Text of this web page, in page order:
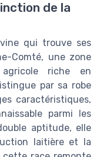
de la
qui trouve ses
Comté, une zone
riche en
par sa robe
caractéristiques,
parmi les
aptitude, elle
laitière et la